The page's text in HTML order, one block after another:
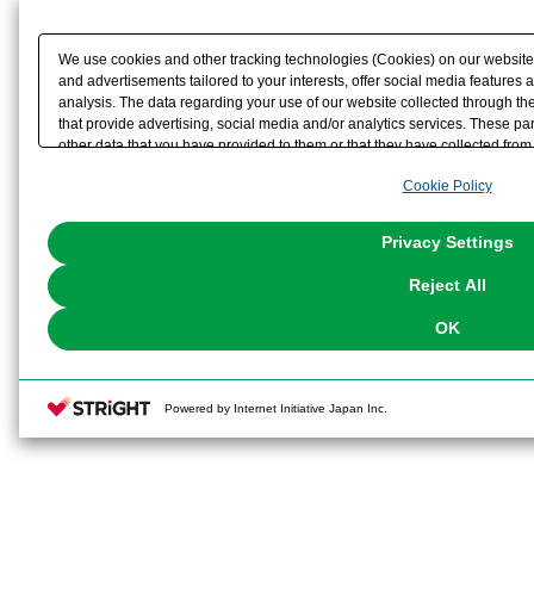
We use cookies and other tracking technologies (Cookies) on our
and advertisements tailored to your interests, offer social media features
analysis. The data regarding your use of our website collected through
that provide advertising, social media and/or analytics services. These
other data that you have provided to them or that they have collected
the use of all Cookies except for Strictly Necessary Cookies, please
You can change your consent or rejection settings at any time via
Cookie Policy
Privacy Settings
Reject All
OK
Powered by Internet Initiative Japan Inc.